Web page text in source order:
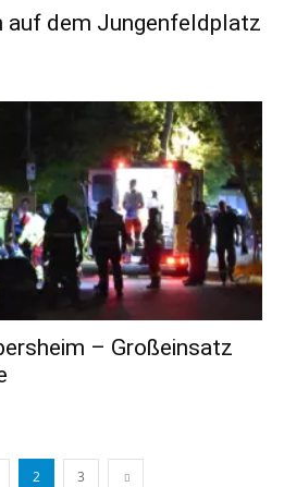
auf dem Jungenfeldplatz
– Großeinsatz
2 3